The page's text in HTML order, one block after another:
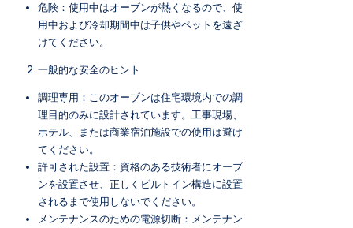
危険：使用中はオーブンが熱くなるので、使
用中および冷却期間中は子供やペットを遠ざ
けてください。
一般的な安全のヒント
調理専用：このオーブンは住宅環境内での調
理目的のみに設計されています。工事現場、
ホテル、または商業宿泊施設での使用は避け
てください。
許可された設置：資格のある技術者にオーブ
ンを設置させ、正しくビルトイン構造に設置
されるまで使用しないでください。
メンテナンスのための電源切断：メンテナン